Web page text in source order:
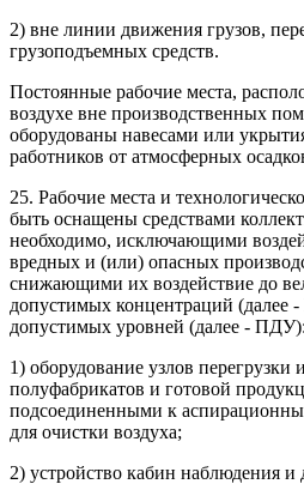
2) вне линии движения грузов,
грузоподъемных средств.
Постоянные рабочие места,
воздухе вне производственных
оборудованы навесами или
работников от атмосферных
25. Рабочие места и
быть оснащены средствами
необходимо, исключающими
вредных и (или) опасных
снижающими их воздействие до
допустимых концентраций (далее
допустимых уровней (далее - ПДУ):
1) оборудование узлов перегрузки
полуфабрикатов и готовой
подсоединенными к
для очистки воздуха;
2) устройство кабин наблюдения и